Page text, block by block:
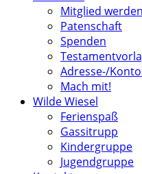
Mitglied werden
Patenschaft
Spenden
Adresse-/
Mach mit!
Wilde Wiesel
Ferienspaß
Gassitrupp
Kindergruppe
Jugendgruppe